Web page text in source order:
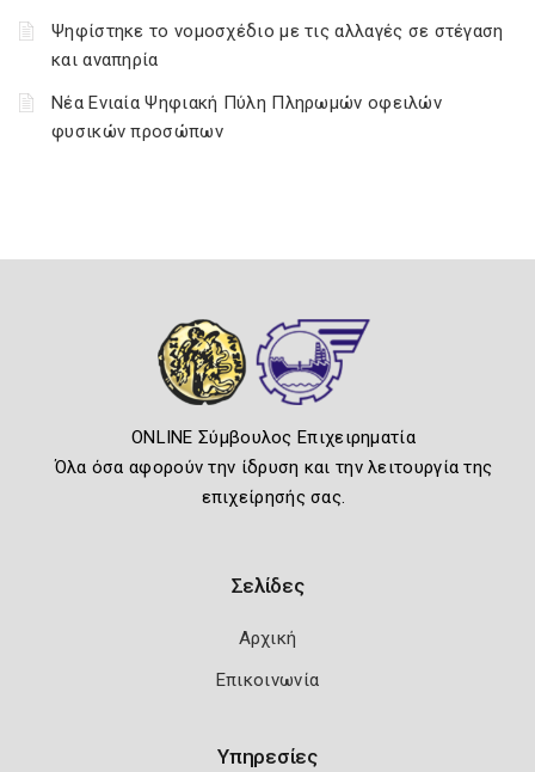
Ψηφίστηκε το νομοσχέδιο με τις αλλαγές σε στέγαση
και αναπηρία
Νέα Ενιαία Ψηφιακή Πύλη Πληρωμών οφειλών
φυσικών προσώπων
ONLINE Σύμβουλος Επιχειρηματία
Όλα όσα αφορούν την ίδρυση και την λειτουργία της
επιχείρησής σας.
Σελίδες
Αρχική
Επικοινωνία
Υπηρεσίες